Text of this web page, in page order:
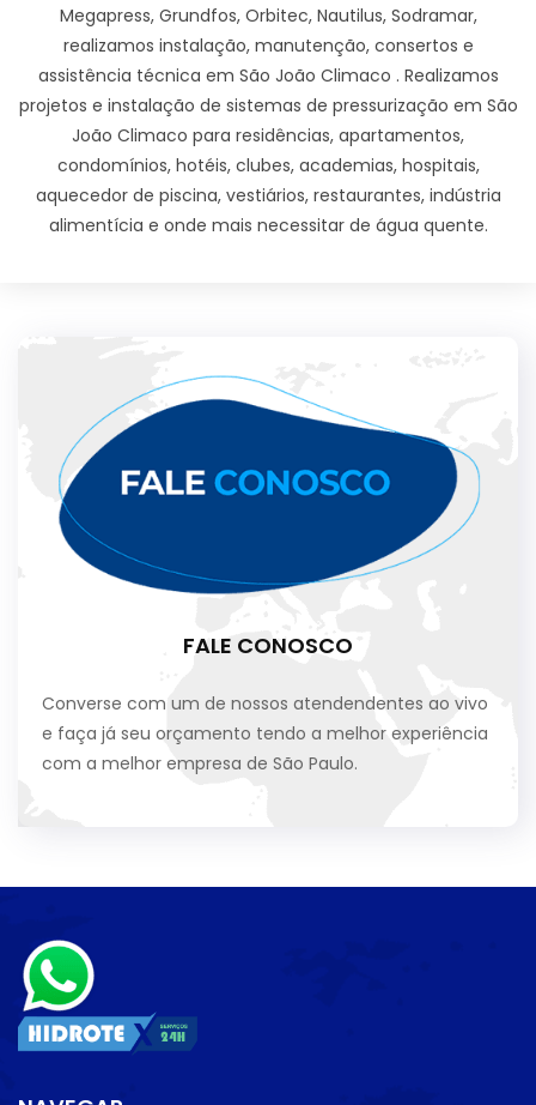
Megapress, Grundfos, Orbitec, Nautilus, Sodramar,
realizamos instalação, manutenção, consertos e
assistência técnica em São João Climaco . Realizamos
projetos e instalação de sistemas de pressurização em São
João Climaco para residências, apartamentos,
condomínios, hotéis, clubes, academias, hospitais,
aquecedor de piscina, vestiários, restaurantes, indústria
alimentícia e onde mais necessitar de água quente.
FALE CONOSCO
Converse com um de nossos atendendentes ao vivo
e faça já seu orçamento tendo a melhor experiência
com a melhor empresa de São Paulo.